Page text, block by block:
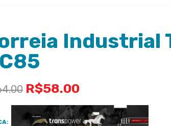
Industrial
R$58.00